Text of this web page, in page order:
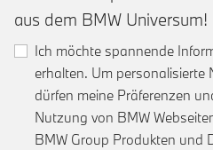
aus dem BMW Universum!
Ich möchte spannende
erhalten. Um personalisierte
dürfen meine Präferenzen
Nutzung von BMW
BMW Group Produkten und